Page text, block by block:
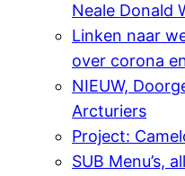
Neale Donald
Linken naar
over corona
NIEUW,
Arcturiers
Project:
SUB Menu’s,